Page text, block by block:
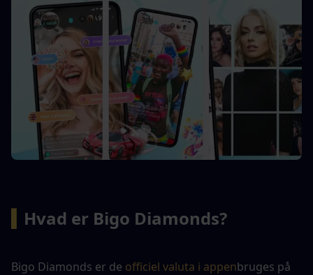
Hvad er Bigo Diamonds?
Bigo Diamonds er de officiel valuta i appenbruges på